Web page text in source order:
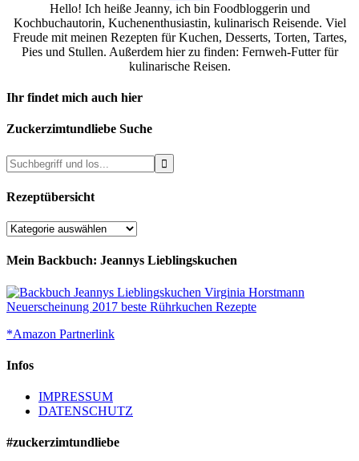
Hello! Ich heiße Jeanny, ich bin Foodbloggerin und
Kochbuchautorin, Kuchenenthusiastin, kulinarisch Reisende. Viel
Freude mit meinen Rezepten für Kuchen, Desserts, Torten, Tartes,
Pies und Stullen. Außerdem hier zu finden: Fernweh-Futter für
kulinarische Reisen.
Ihr findet mich auch hier
Zuckerzimtundliebe Suche
Rezeptübersicht
Rezeptübersicht
Mein Backbuch: Jeannys Lieblingskuchen
*Amazon Partnerlink
Infos
IMPRESSUM
DATENSCHUTZ
#zuckerzimtundliebe